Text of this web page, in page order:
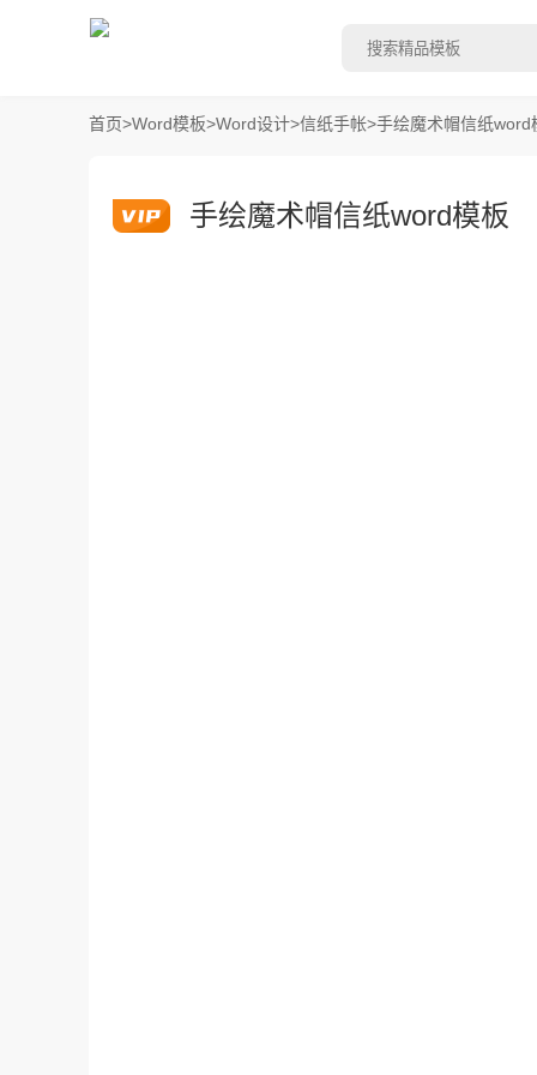
首页>Word模板>Word设计>信纸手帐>手绘魔术帽信纸word
手绘魔术帽信纸word模板